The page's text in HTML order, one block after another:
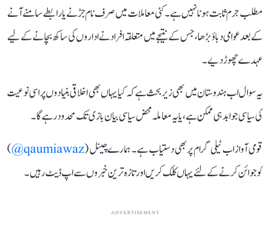
مطلب جرم ثابت ہونا نہیں ہے۔ کئی معاملات میں صرف نام جڑنے یا رابطے سامنے آنے
کے بعد عوامی دباؤ بڑھا، جس کے نتیجے میں متعلقہ افراد نے اداروں کی ساکھ بچانے کے لیے
عہدے چھوڑ دیے۔
یہ سوال اب ہندوستان میں بھی زیر بحث ہے کہ کیا یہاں بھی اخلاقی بنیادوں پر اسی نوعیت
کی سیاسی جوابدہی ممکن ہے، یا یہ معاملہ محض سیاسی بیان بازی تک محدود رہے گا۔
قومی آواز اب ٹیلی گرام پر بھی دستیاب ہے۔ ہمارے چینل (qaumiawaz@
)
کو جوائن کرنے کے لئے یہاں کلک کریں اور تازہ ترین خبروں سے اپ ڈیٹ رہیں۔
ADVERTISEMENT